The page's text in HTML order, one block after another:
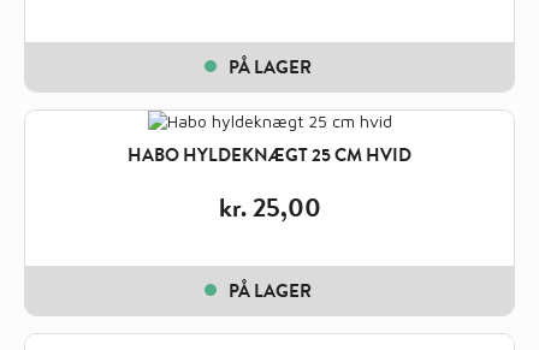
PÅ LAGER
HABO HYLDEKNÆGT 25 CM HVID
kr.25,00
PÅ LAGER